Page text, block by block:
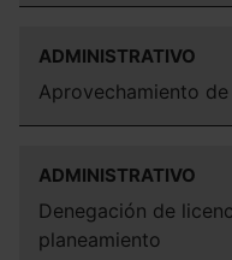
ADMINISTRATIVO
Aprovechamiento
ADMINISTRATIVO
Denegación de
planeamiento